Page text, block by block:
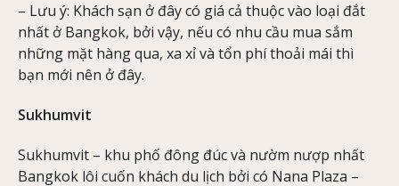
– Lưu ý: Khách sạn ở đây có giá cả thuộc vào loại đắt
nhất ở Bangkok, bởi vậy, nếu có nhu cầu mua sắm
những mặt hàng qua, xa xỉ và tổn phí thoải mái thì
bạn mới nên ở đây.
Sukhumvit
Sukhumvit – khu phố đông đúc và nườm nượp nhất
Bangkok lôi cuốn khách du lịch bởi có Nana Plaza –